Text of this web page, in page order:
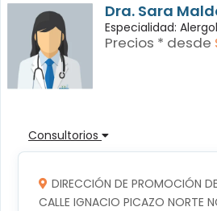
Dra. Sara
Especialidad:
Precios * desde
Consultorios
DIRECCIÓN DE PROMOCIÓN
CALLE IGNACIO PICAZO NORTE